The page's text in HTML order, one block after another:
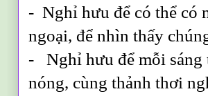
- Nghỉ hưu để có thể có
ngoại, để nhìn thấy
- Nghỉ hưu để mỗi sáng
nóng, cùng thảnh thơi